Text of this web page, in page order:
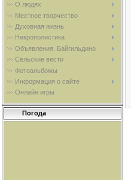
О людях
Местное творчество
Духовная жизнь
Некрополистика
Объявления. Байгильдино
Сельские вести
Фотоальбомы
Информация о сайте
Онлайн игры
Погода